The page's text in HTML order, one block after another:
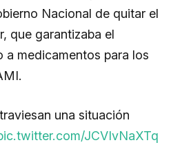
Nacional de quitar el
que garantizaba el
a medicamentos para los
una situación
JCVIvNaXTq